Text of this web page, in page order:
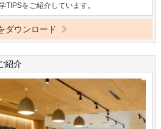
TIPSをご紹介しています。
ダウンロード
紹介